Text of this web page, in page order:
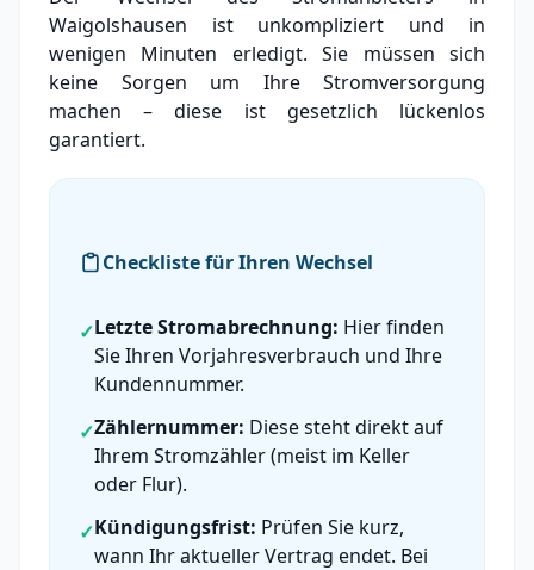
Waigolshausen ist unkompliziert und in
wenigen Minuten erledigt. Sie müssen sich
keine Sorgen um Ihre Stromversorgung
machen – diese ist gesetzlich lückenlos
garantiert.
Checkliste für Ihren Wechsel
✓Letzte Stromabrechnung: Hier finden
Sie Ihren Vorjahresverbrauch und Ihre
Kundennummer.
✓Zählernummer: Diese steht direkt auf
Ihrem Stromzähler (meist im Keller
oder Flur).
✓Kündigungsfrist: Prüfen Sie kurz,
wann Ihr aktueller Vertrag endet. Bei